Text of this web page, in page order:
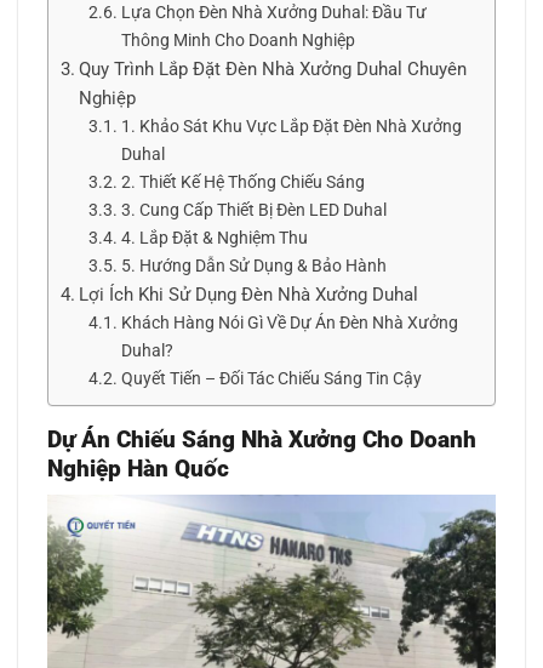
Lựa Chọn Đèn Nhà Xưởng Duhal: Đầu Tư
Thông Minh Cho Doanh Nghiệp
Quy Trình Lắp Đặt Đèn Nhà Xưởng Duhal Chuyên
Nghiệp
1. Khảo Sát Khu Vực Lắp Đặt Đèn Nhà Xưởng
Duhal
2. Thiết Kế Hệ Thống Chiếu Sáng
3. Cung Cấp Thiết Bị Đèn LED Duhal
4. Lắp Đặt & Nghiệm Thu
5. Hướng Dẫn Sử Dụng & Bảo Hành
Lợi Ích Khi Sử Dụng Đèn Nhà Xưởng Duhal
Khách Hàng Nói Gì Về Dự Án Đèn Nhà Xưởng
Duhal?
Quyết Tiến – Đối Tác Chiếu Sáng Tin Cậy
Dự Án Chiếu Sáng Nhà Xưởng Cho Doanh
Nghiệp Hàn Quốc